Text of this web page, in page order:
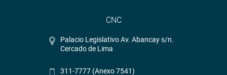
CNC
Palacio Legislativo Av. Abancay s/n.
Cercado de Lima
311-7777 (Anexo 7541)